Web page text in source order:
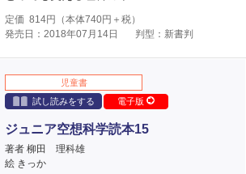
定価 814円（本体740円＋税）
発売日：2018年07月14日
判型：新書判
児童書
試し読みをする
電子版
ジュニア空想科学読本15
著者 柳田 理科雄
絵 きっか